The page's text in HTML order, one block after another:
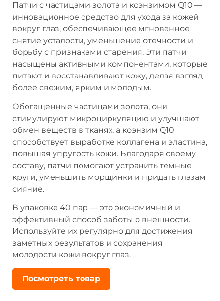
Патчи с частицами золота и коэнзимом Q10 —
инновационное средство для ухода за кожей
вокруг глаз, обеспечивающее мгновенное
снятие усталости, уменьшение отечности и
борьбу с признаками старения. Эти патчи
насыщены активными компонентами, которые
питают и восстанавливают кожу, делая взгляд
более свежим, ярким и молодым.
Обогащенные частицами золота, они
стимулируют микроциркуляцию и улучшают
обмен веществ в тканях, а коэнзим Q10
способствует выработке коллагена и эластина,
повышая упругость кожи. Благодаря своему
составу, патчи помогают устранить темные
круги, уменьшить морщинки и придать глазам
сияние.
В упаковке 40 пар — это экономичный и
эффективный способ заботы о внешности.
Используйте их регулярно для достижения
заметных результатов и сохранения
молодости кожи вокруг глаз.
Посмотреть товар